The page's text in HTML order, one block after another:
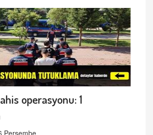
operasyonu: 1